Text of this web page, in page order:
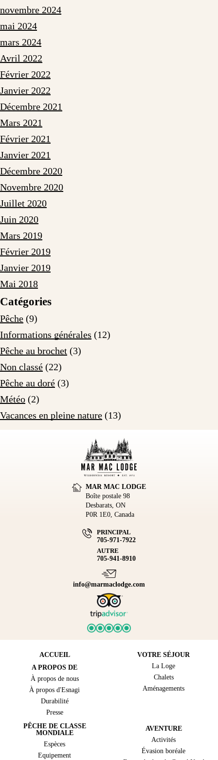
novembre 2024
mai 2024
mars 2024
Avril 2022
Février 2022
Janvier 2022
Décembre 2021
Mars 2021
Février 2021
Janvier 2021
Décembre 2020
Novembre 2020
Juillet 2020
Juin 2020
Mars 2019
Février 2019
Janvier 2019
Mai 2018
Catégories
Pêche (9)
Informations générales (12)
Pêche au brochet (3)
Non classé (22)
Pêche au doré (3)
Météo (2)
Vacances en pleine nature (13)
MAR MAC LODGE
Boîte postale 98
Desbarats, ON
P0R 1E0, Canada
PRINCIPAL
705-971-7922
AUTRE
705-941-8910
info@marmaclodge.com
ACCUEIL
A PROPOS DE
À propos de nous
À propos d'Esnagi
Durabilité
Presse
VOTRE SÉJOUR
La Loge
Chalets
Aménagements
PÊCHE DE CLASSE
MONDIALE
Espèces
Equipement
AVENTURE
Activités
Évasion boréale